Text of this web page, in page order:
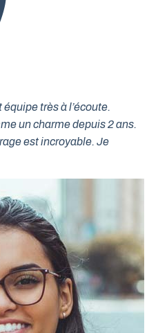
très à l’écoute.
un charme depuis 2 ans.
est incroyable. Je